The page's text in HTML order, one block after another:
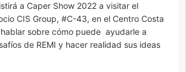
a Caper Show 2022 a visitar el
CIS Group, #C-43, en el Centro Costa
sobre cómo puede ayudarle a
de REMI y hacer realidad sus ideas